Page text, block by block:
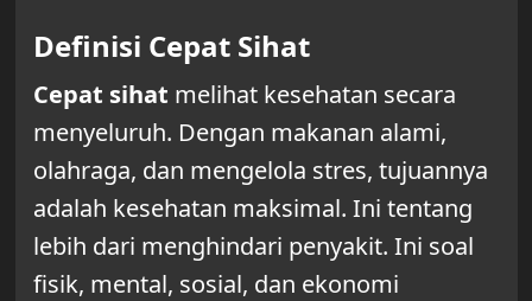
Definisi Cepat Sihat
Cepat sihat melihat kesehatan secara
menyeluruh. Dengan makanan alami,
olahraga, dan mengelola stres, tujuannya
adalah kesehatan maksimal. Ini tentang
lebih dari menghindari penyakit. Ini soal
fisik, mental, sosial, dan ekonomi